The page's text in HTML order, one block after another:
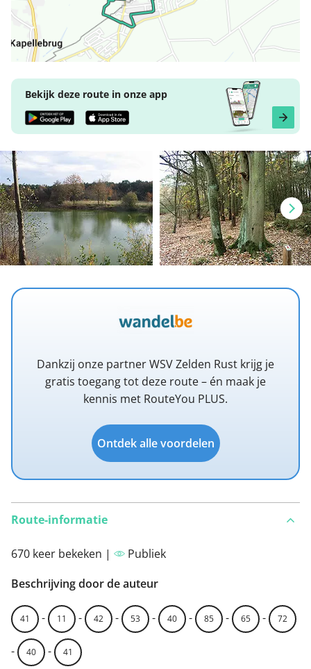
Bekijk deze route in onze app
Dankzij onze partner WSV Zelden Rust krijg je
gratis toegang tot deze route – én maak je
kennis met RouteYou PLUS.
Ontdek alle voordelen
Route-informatie
670 keer bekeken |
Publiek
Beschrijving door de auteur
41 - 11 - 42 - 53 - 40 - 85 - 65 - 72
- 40 - 41